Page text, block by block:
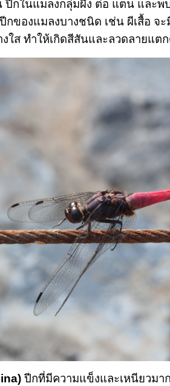
ปีกในแมลงกลุ่มผึ้ง ต่อ แตน และ
กของแมลงบางชนิด เช่น ผีเสื้อ จ
ใส ทำให้เกิดสีสันและลวดลายแต
ปีกที่มีความแข็งและเหนียวม